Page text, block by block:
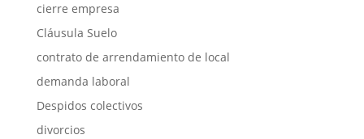
cierre empresa
Cláusula Suelo
contrato de arrendamiento de local
demanda laboral
Despidos colectivos
divorcios